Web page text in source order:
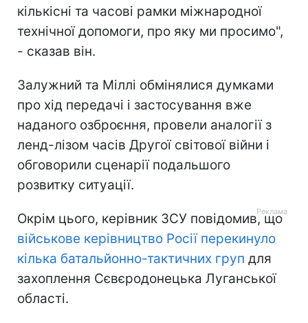
кількісні та часові рамки міжнародної
технічної допомоги, про яку ми просимо",
- сказав він.
Залужний та Міллі обмінялися думками
про хід передачі і застосування вже
наданого озброєння, провели аналогії з
ленд-лізом часів Другої світової війни і
обговорили сценарії подальшого
розвитку ситуації.
Окрім цього, керівник ЗСУ повідомив, що
військове керівництво Росії перекинуло
кілька батальйонно-тактичних груп для
захоплення Сєвєродонецька Луганської
області.